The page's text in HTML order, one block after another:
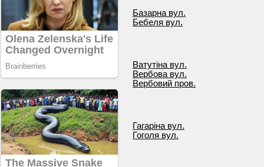
Базарна вул.
Бебеля вул.
Ватутіна вул.
Вербова вул.
Вербовий пров.
Гагаріна вул.
Гоголя вул.